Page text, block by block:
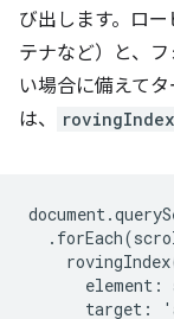
び出します。ロ
テナなど）と、
い場合に備えて
は、
element:
target: